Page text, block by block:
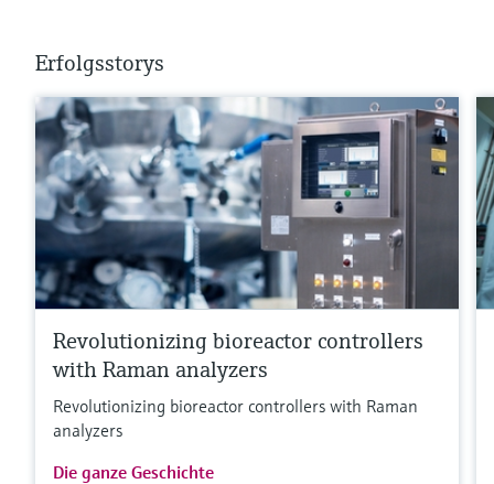
Erfolgsstorys
Revolutionizing bioreactor controllers
with Raman analyzers
Revolutionizing bioreactor controllers with Raman
analyzers
Die ganze Geschichte